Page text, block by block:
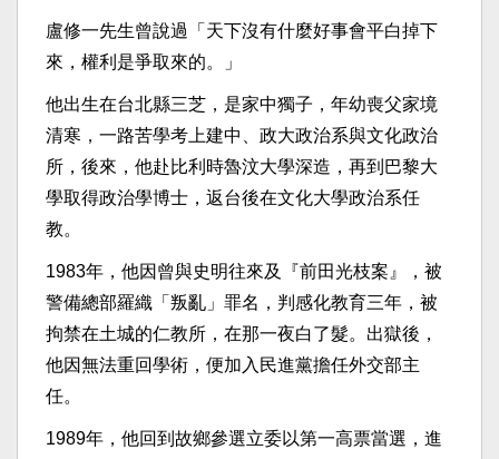
盧修一先生曾說過「天下沒有什麼好事會平白掉下
來，權利是爭取來的。」
他出生在台北縣三芝，是家中獨子，年幼喪父家境
清寒，一路苦學考上建中、政大政治系與文化政治
所，後來，他赴比利時魯汶大學深造，再到巴黎大
學取得政治學博士，返台後在文化大學政治系任
教。
1983年，他因曾與史明往來及『前田光枝案』，被
警備總部羅織「叛亂」罪名，判感化教育三年，被
拘禁在土城的仁教所，在那一夜白了髮。出獄後，
他因無法重回學術，便加入民進黨擔任外交部主
任。
1989年，他回到故鄉參選立委以第一高票當選，進